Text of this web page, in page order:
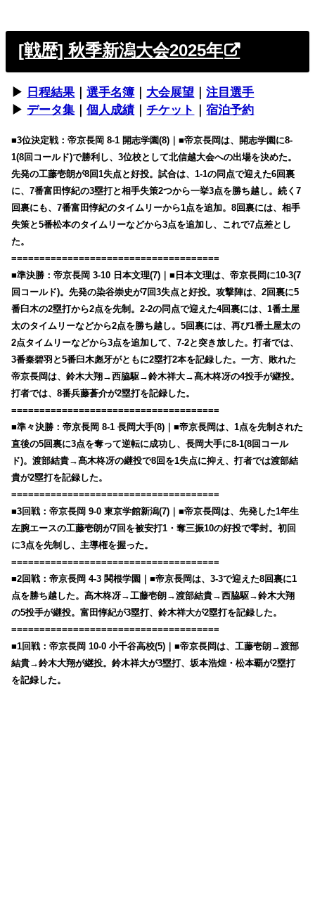
[戦歴] 秋季新潟大会2025年
▶︎ 日程結果｜選手名簿 大会展望 ｜注目選手
▶︎ データ集 ｜個人成績｜チケット ｜宿泊予約
■3位決定戦：帝京長岡 8-1 開志学園(8)｜■帝京長岡は、開志学園に8-
1(8回コールド)で勝利し、3位校として北信越大会への出場を決めた。
先発の工藤壱朗が8回1失点と好投。試合は、1-1の同点で迎えた6回裏
に、7番富田惇紀の3塁打と相手失策2つから一挙3点を勝ち越し。続く7
回裏にも、7番富田惇紀のタイムリーから1点を追加。8回裏には、相手
失策と5番松本のタイムリーなどから3点を追加し、これで7点差とし
た。
=====================================
■準決勝：帝京長岡 3-10 日本文理(7)｜■日本文理は、帝京長岡に10-3(7
回コールド)。先発の染谷崇史が7回3失点と好投。攻撃陣は、2回裏に5
番臼木の2塁打から2点を先制。2-2の同点で迎えた4回裏には、1番土屋
太のタイムリーなどから2点を勝ち越し。5回裏には、再び1番土屋太の
2点タイムリーなどから3点を追加して、7-2と突き放した。打者では、
3番秦碧羽と5番臼木彪牙がともに2塁打2本を記録した。一方、敗れた
帝京長岡は、鈴木大翔→西脇駆→鈴木祥大→髙木柊冴の4投手が継投。
打者では、8番兵藤蒼介が2塁打を記録した。
=====================================
■準々決勝：帝京長岡 8-1 長岡大手(8)｜■帝京長岡は、1点を先制された
直後の5回裏に3点を奪って逆転に成功し、長岡大手に8-1(8回コール
ド)。渡部結貴→髙木柊冴の継投で8回を1失点に抑え、打者では渡部結
貴が2塁打を記録した。
=====================================
■3回戦：帝京長岡 9-0 東京学館新潟(7)｜■帝京長岡は、先発した1年生
左腕エースの工藤壱朗が7回を被安打1・奪三振10の好投で零封。初回
に3点を先制し、主導権を握った。
=====================================
■2回戦：帝京長岡 4-3 関根学園｜■帝京長岡は、3-3で迎えた8回裏に1
点を勝ち越した。髙木柊冴→工藤壱朗→渡部結貴→西脇駆→鈴木大翔
の5投手が継投。富田惇紀が3塁打、鈴木祥大が2塁打を記録した。
=====================================
■1回戦：帝京長岡 10-0 小千谷高校(5)｜■帝京長岡は、工藤壱朗→渡部
結貴→鈴木大翔が継投。鈴木祥大が3塁打、坂本浩煌・松本覇が2塁打
を記録した。